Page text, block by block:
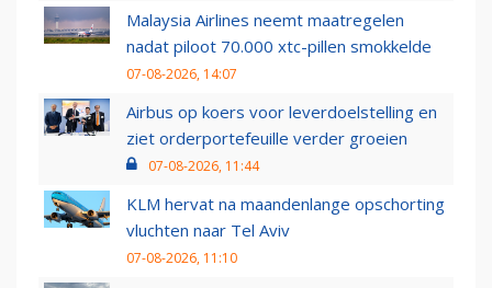
Malaysia Airlines neemt maatregelen
nadat piloot 70.000 xtc-pillen smokkelde
07-08-2026, 14:07
Airbus op koers voor leverdoelstelling en
ziet orderportefeuille verder groeien
07-08-2026, 11:44
KLM hervat na maandenlange opschorting
vluchten naar Tel Aviv
07-08-2026, 11:10